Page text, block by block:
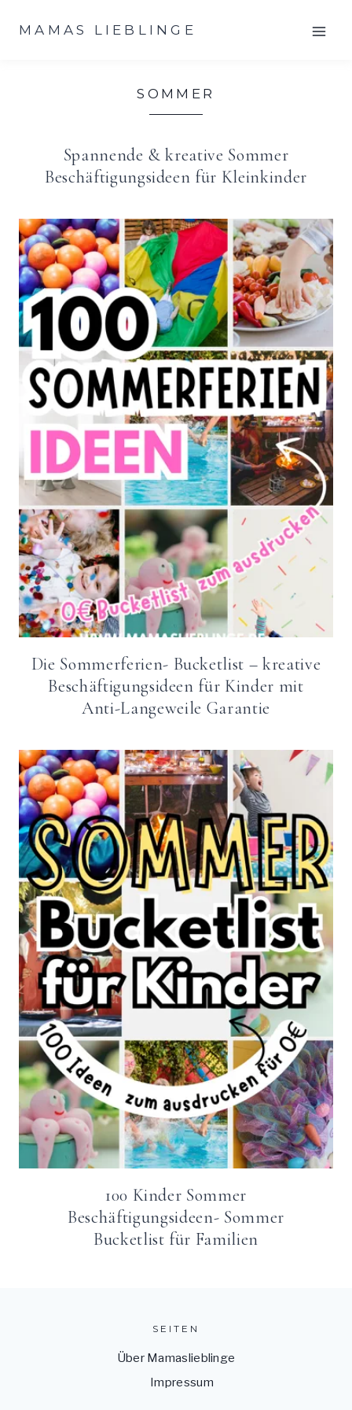
InhaltMAMAS LIEBLINGE
SOMMER
Spannende & kreative Sommer
Beschäftigungsideen für Kleinkinder
Die Sommerferien- Bucketlist – kreative
Beschäftigungsideen für Kinder mit
Anti-Langeweile Garantie
100 Kinder Sommer
Beschäftigungsideen- Sommer
Bucketlist für Familien
SEITEN
Über Mamaslieblinge
Impressum